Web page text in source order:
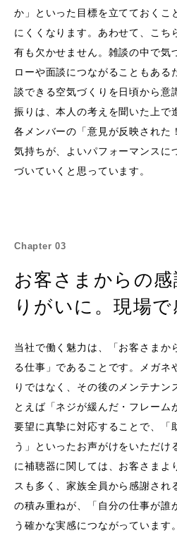
か」といった目標を立てておくこ
にくくなります。あわせて、こち
有も欠かせません。雑談の中で気
ローや面談につながることもある
談できる空気づくりを日頃から意
振りは、本人の考えを聞いた上で
各メンバーの「意見が反映された
気持ちが、よいパフォーマンスに
づいていくと思っています。
Chapter 03
お客さまからの
りがいに。現場で
当社で働く魅力は、「お客さまか
る仕事」であることです。メガネ
りではなく、その後のメンテナン
とえば「ネジが緩んだ・フレーム
要望に真摯に対応することで、「
う」といったお声がけをいただけ
に補聴器に関しては、お客さまよ
スも多く、家族全員から感謝され
の積み重ねが、「自分の仕事が誰
う確かな実感につながっています